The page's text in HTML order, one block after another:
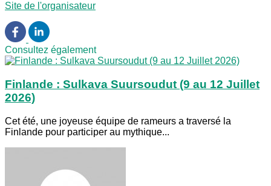
Site de l'organisateur
Consultez également
Finlande : Sulkava Suursoudut (9 au 12 Juillet
2026)
Cet été, une joyeuse équipe de rameurs a traversé la
Finlande pour participer au mythique...